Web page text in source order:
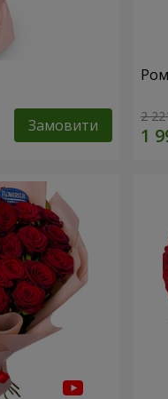
Замовити 2